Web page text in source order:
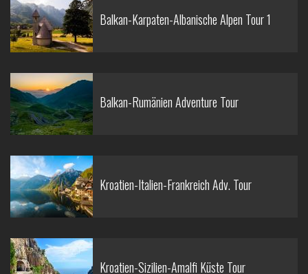
Balkan-Karpaten-Albanische Alpen Tour 1
Balkan-Rumänien Adventure Tour
Kroatien-Italien-Frankreich Adv. Tour
Kroatien-Sizilien-Amalfi Küste Tour